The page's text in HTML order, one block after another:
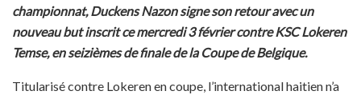
championnat, Duckens Nazon signe son retour avec un
nouveau but inscrit ce mercredi 3 février contre KSC Lokeren
Temse, en seizièmes de finale de la Coupe de Belgique.
Titularisé contre Lokeren en coupe, l’international haitien n’a